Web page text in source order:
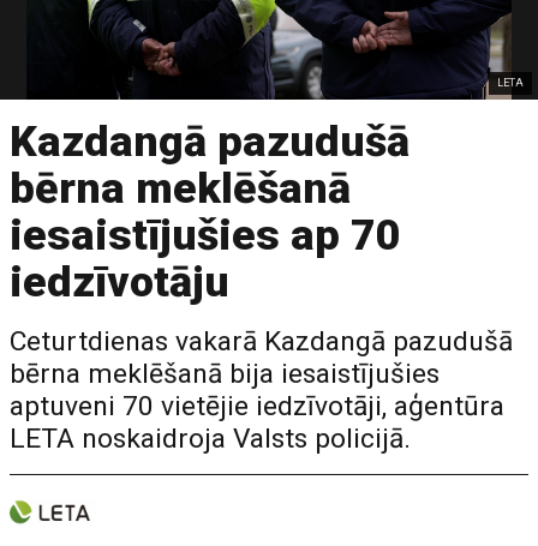
LETA
Kazdangā pazudušā
bērna meklēšanā
iesaistījušies ap 70
iedzīvotāju
Ceturtdienas vakarā Kazdangā pazudušā
bērna meklēšanā bija iesaistījušies
aptuveni 70 vietējie iedzīvotāji, aģentūra
LETA noskaidroja Valsts policijā.